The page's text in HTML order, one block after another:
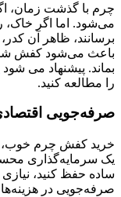
چرم با گذشت زمان،
می‌شود. اما اگر خاک،
برسانند، ظاهر آن
باعث می‌شود کفش
بماند. پیشنهاد می شود
را مطالعه کنید.
صرفه‌جویی
خرید کفش چرم خوب،
یک سرمایه‌گذاری
ساده حفظ کنید،
صرفه‌جویی در